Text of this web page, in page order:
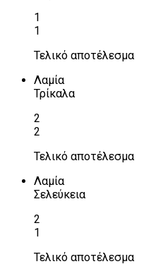
1
1
Τελικό αποτέλεσμα
Λαμία
Τρίκαλα
2
2
Τελικό αποτέλεσμα
Λαμία
Σελεύκεια
2
1
Τελικό αποτέλεσμα